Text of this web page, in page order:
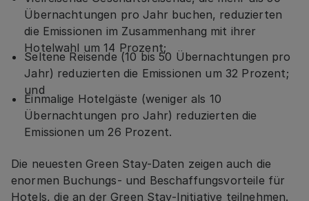
Übernachtungen pro Jahr buchen, reduzierten
die Emissionen im Zusammenhang mit ihrer
Hotelwahl um 14 Prozent;
Seltene Reisende (10 bis 50 Übernachtungen pro
Jahr) reduzierten die Emissionen um 32 Prozent;
und
Einmalige Hotelgäste (weniger als 10
Übernachtungen pro Jahr) reduzierten die
Emissionen um 26 Prozent.
Die neuesten Green Stay-Daten zeigen auch die
enormen Buchungs- und Beschaffungsvorteile für
Hotels, die an der Green Stay-Initiative teilnehmen.